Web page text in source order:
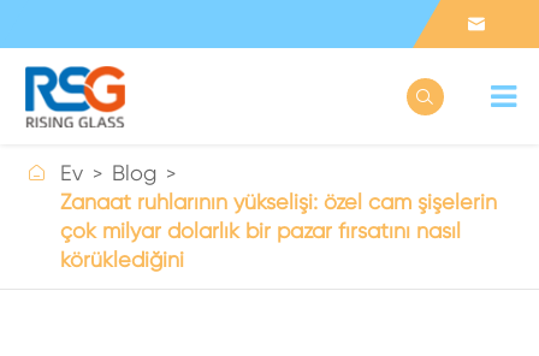


 Ev
Blog
Zanaat ruhlarının yükselişi: özel cam şişelerin
çok milyar dolarlık bir pazar fırsatını nasıl
körüklediğini